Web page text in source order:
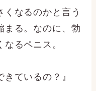
くなるのかと言う
まる。なのに、勃
るペニス。
きているの？』